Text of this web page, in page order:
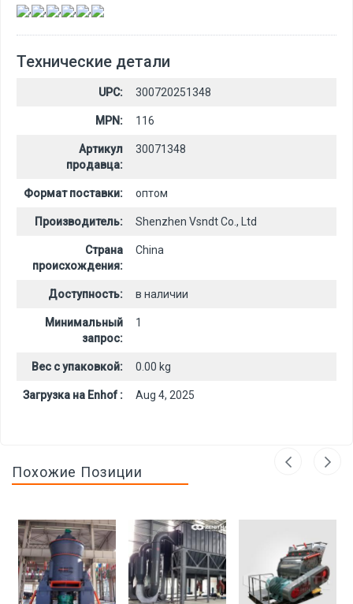
, , , , ,
Технические детали
UPC: 300720251348
MPN: 116
Артикул
продавца:
30071348
Формат поставки: оптом
Производитель: Shenzhen Vsndt Co., Ltd
Страна
происхождения:
China
Доступность: в наличии
Минимальный
запрос:
1
Вес с упаковкой: 0.00 kg
Загрузка на Enhof : Aug 4, 2025
Похожие Позиции